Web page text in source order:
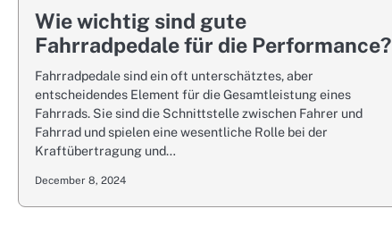
Wie wichtig sind gute
Fahrradpedale für die Performance?
Fahrradpedale sind ein oft unterschätztes, aber
entscheidendes Element für die Gesamtleistung eines
Fahrrads. Sie sind die Schnittstelle zwischen Fahrer und
Fahrrad und spielen eine wesentliche Rolle bei der
Kraftübertragung und…
December 8, 2024